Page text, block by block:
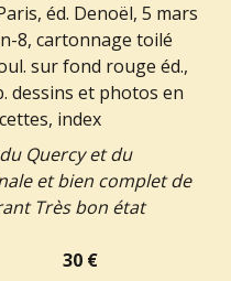
éd. Denoël, 5 mars
8, cartonnage toilé
sur fond rouge éd.,
dessins et photos en
index
Quercy et du
et bien complet de
Très bon état
30 €